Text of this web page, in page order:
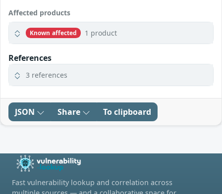
Affected products
Known affected 1 product
References
3 references
JSON Share To clipboard
Fast vulnerability lookup and correlation across